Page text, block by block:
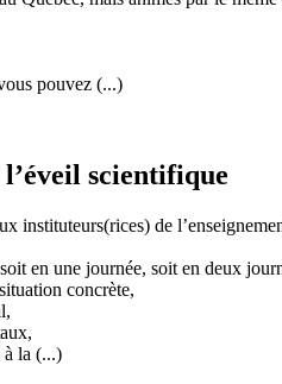
pouvez (...)
scientifique
instituteurs(rices) de
en une journée, soit en deux
concrète,
à la (...)